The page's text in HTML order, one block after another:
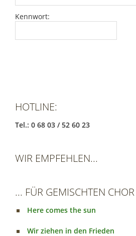
Kennwort:
HOTLINE:
Tel.: 0 68 03 / 52 60 23
WIR EMPFEHLEN...
... FÜR GEMISCHTEN CHOR
Here comes the sun
Wir ziehen in den Frieden